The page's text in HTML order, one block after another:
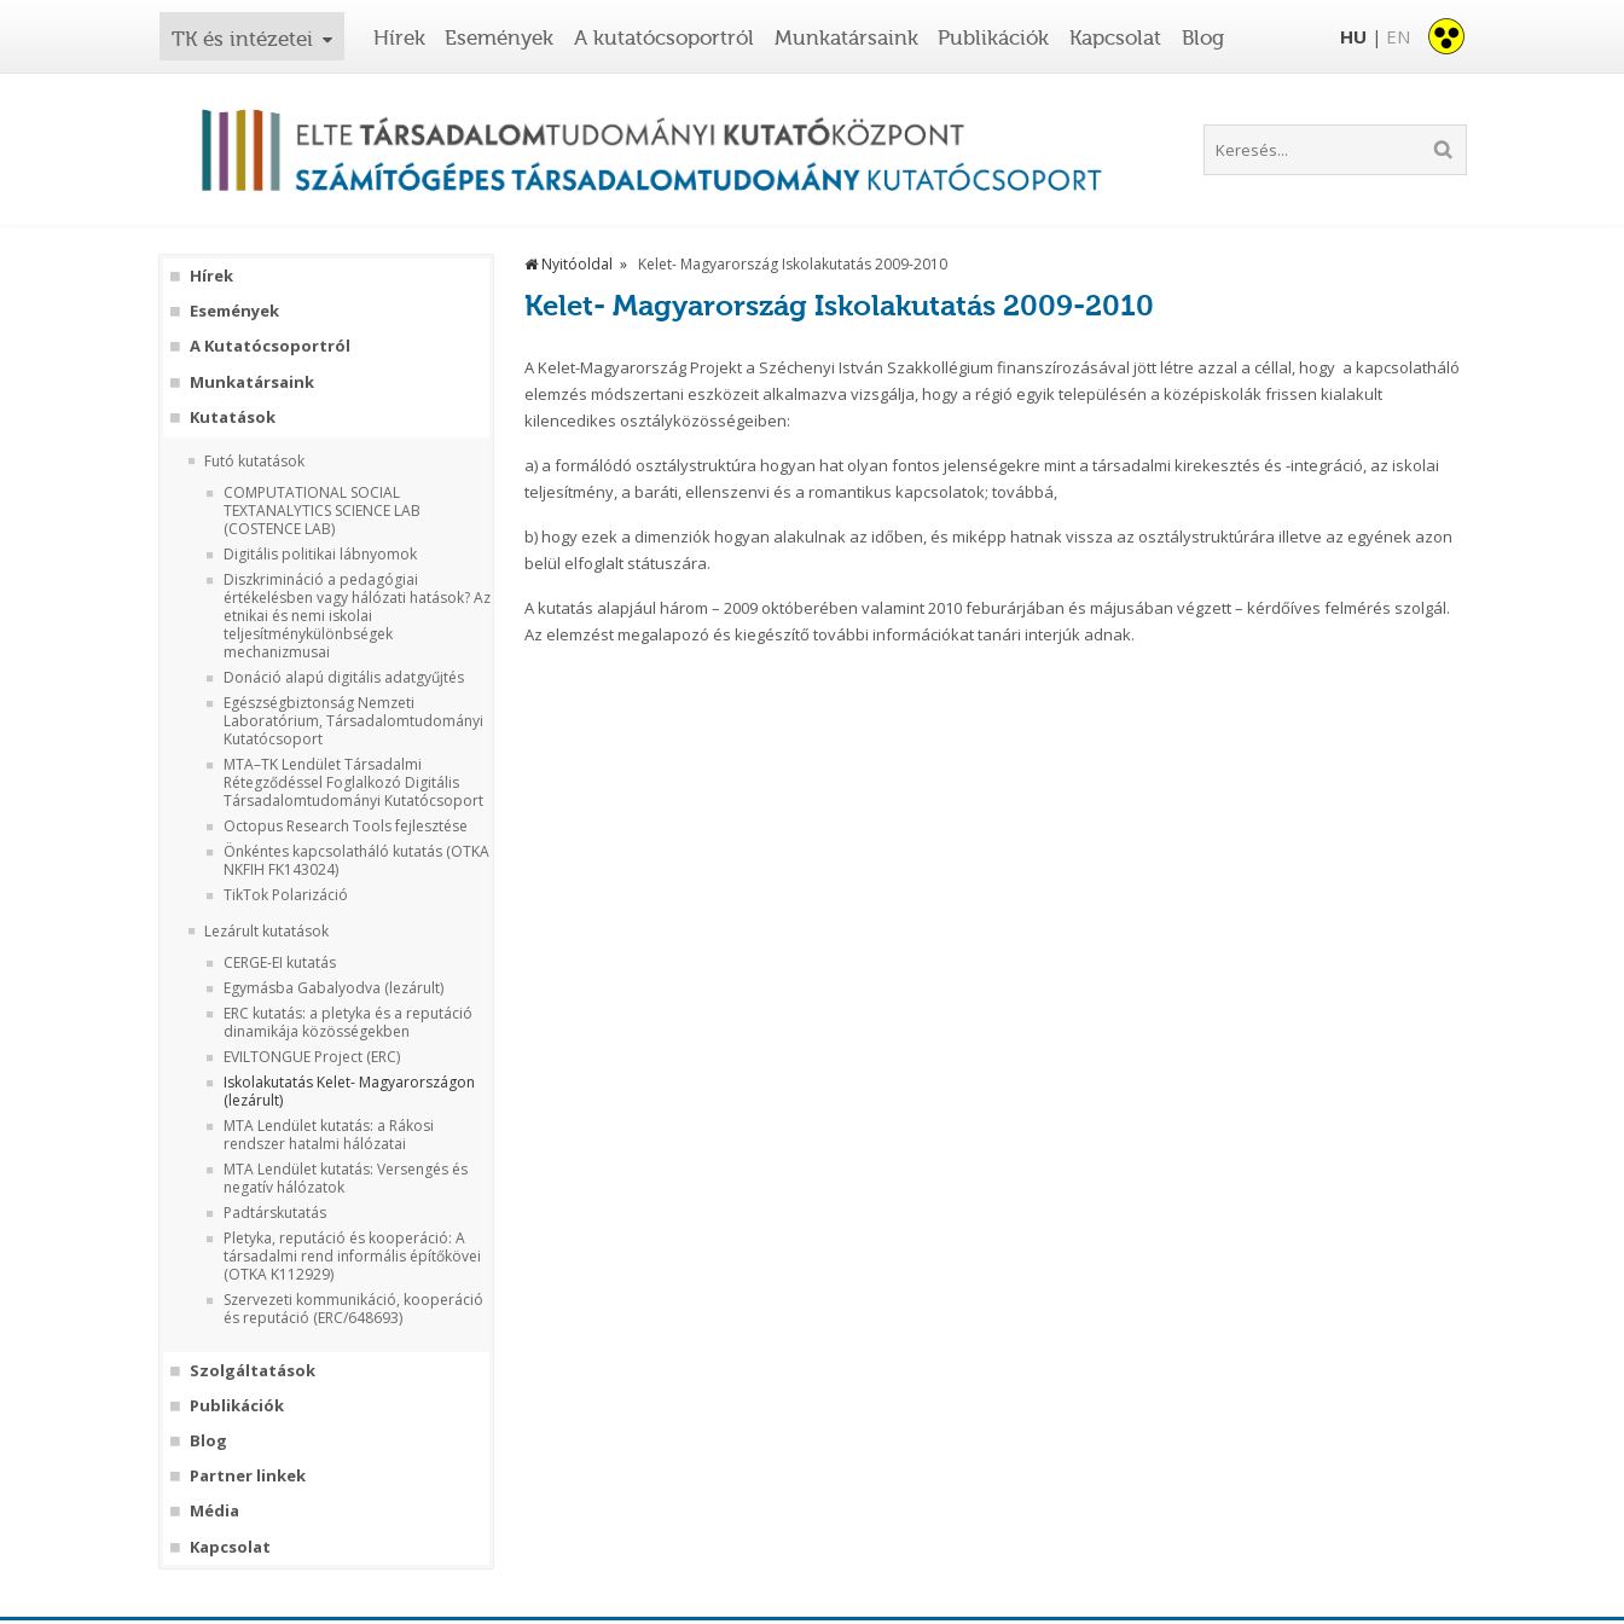
TK és intézetei Hírek Események A kutatócsoportról Munkatársaink Publikációk Kapcsolat Blog HU | EN
Hírek
Események
A Kutatócsoportról
Munkatársaink
Kutatások
Futó kutatások
COMPUTATIONAL SOCIAL
TEXTANALYTICS SCIENCE LAB
(COSTENCE LAB)
Digitális politikai lábnyomok
Diszkrimináció a pedagógiai
értékelésben vagy hálózati hatások? Az
etnikai és nemi iskolai
teljesítménykülönbségek
mechanizmusai
Donáció alapú digitális adatgyűjtés
Egészségbiztonság Nemzeti
Laboratórium, Társadalomtudományi
Kutatócsoport
MTA–TK Lendület Társadalmi
Rétegződéssel Foglalkozó Digitális
Társadalomtudományi Kutatócsoport
Octopus Research Tools fejlesztése
Önkéntes kapcsolatháló kutatás (OTKA
NKFIH FK143024)
TikTok Polarizáció
Lezárult kutatások
CERGE-EI kutatás
Egymásba Gabalyodva (lezárult)
ERC kutatás: a pletyka és a reputáció
dinamikája közösségekben
EVILTONGUE Project (ERC)
Iskolakutatás Kelet- Magyarországon
(lezárult)
MTA Lendület kutatás: a Rákosi
rendszer hatalmi hálózatai
MTA Lendület kutatás: Versengés és
negatív hálózatok
Padtárskutatás
Pletyka, reputáció és kooperáció: A
társadalmi rend informális építőkövei
(OTKA K112929)
Szervezeti kommunikáció, kooperáció
és reputáció (ERC/648693)
Szolgáltatások
Publikációk
Blog
Partner linkek
Média
Kapcsolat
Nyitóoldal Kelet- Magyarország Iskolakutatás 2009-2010
Kelet- Magyarország Iskolakutatás 2009-2010
A Kelet-Magyarország Projekt a Széchenyi István Szakkollégium finanszírozásával jött létre azzal a céllal, hogy a kapcsolatháló
elemzés módszertani eszközeit alkalmazva vizsgálja, hogy a régió egyik településén a középiskolák frissen kialakult
kilencedikes osztályközösségeiben:
a) a formálódó osztálystruktúra hogyan hat olyan fontos jelenségekre mint a társadalmi kirekesztés és -integráció, az iskolai
teljesítmény, a baráti, ellenszenvi és a romantikus kapcsolatok; továbbá,
b) hogy ezek a dimenziók hogyan alakulnak az időben, és miképp hatnak vissza az osztálystruktúrára illetve az egyének azon
belül elfoglalt státuszára.
A kutatás alapjául három – 2009 októberében valamint 2010 feburárjában és májusában végzett – kérdőíves felmérés szolgál.
Az elemzést megalapozó és kiegészítő további információkat tanári interjúk adnak.